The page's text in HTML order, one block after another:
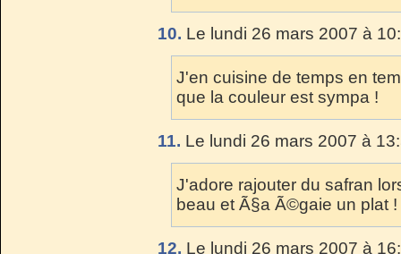
10. Le lundi 26 mars 2007 à
J'en cuisine de temps en
que la couleur est sympa !
11. Le lundi 26 mars 2007 à
J'adore rajouter du safran
beau et Ã§a Ã©gaie un plat !
12. Le lundi 26 mars 2007 à